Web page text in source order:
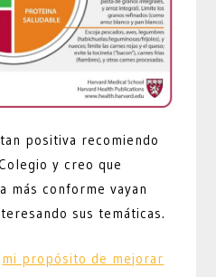
positiva recomiendo
y creo que
más conforme vayan
sus temáticas.
mi propósito de mejorar